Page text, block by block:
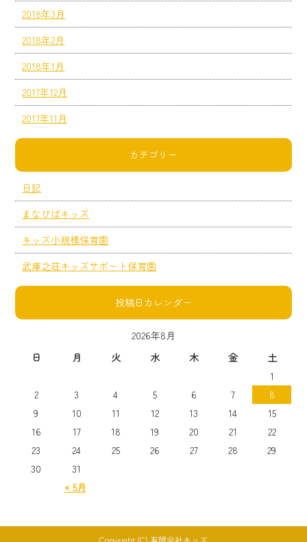
2018年3月
2018年2月
2018年1月
2017年12月
2017年11月
カテゴリー
日記
まなびばキッズ
キッズ小規模保育園
武庫之荘キッズサポート保育園
投稿日カレンダー
2026年8月
日
月 火 水 木 金 土
« 5月
1
2
3 4 5 6 7
8
9
10 11 12 13 14
15
16
17 18 19 20 21
22
23
24 25 26 27 28
29
30
31
Copyright (C) 有限会社キッズ